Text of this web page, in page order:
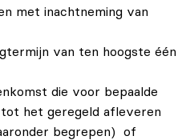
met inachtneming van
van ten hoogste één
die voor bepaalde
het geregeld afleveren
begrepen) of